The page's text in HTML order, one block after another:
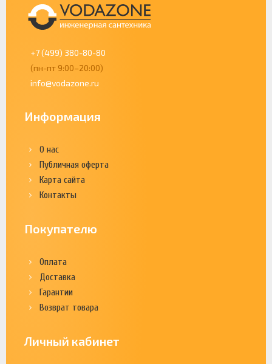
+7 (499) 380-80-80
(пн-пт 9:00–20:00)
info@vodazone.ru
Информация
О нас
Публичная оферта
Карта сайта
Контакты
Покупателю
Оплата
Доставка
Гарантии
Возврат товара
Личный кабинет